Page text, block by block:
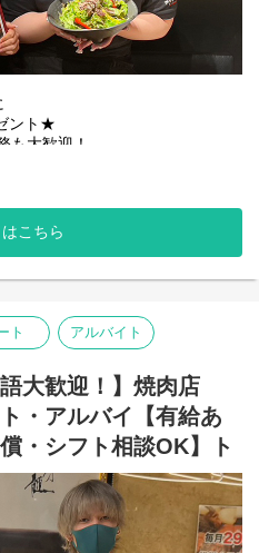
るチャンス◎
境です。
選された
。
た。
ント★
も大歓迎！
」が言えたらOK！
ね！
こちら
ト アルバイト
語大歓迎！】焼肉店
・アルバイ【有給あ
・シフト相談OK】ト